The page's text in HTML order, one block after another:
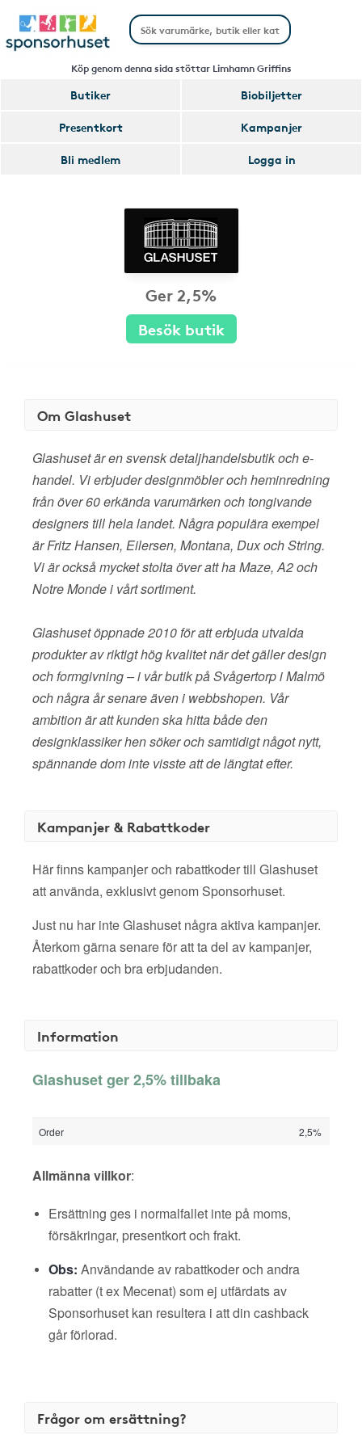
Köp genom denna sida stöttar Limhamn Griffins
Butiker
Biobiljetter
Presentkort
Kampanjer
Bli medlem
Logga in
Ger 2,5%
Besök butik
Om Glashuset
Glashuset är en svensk detaljhandelsbutik och e-
handel. Vi erbjuder designmöbler och heminredning
från över 60 erkända varumärken och tongivande
designers till hela landet. Några populära exempel
är Fritz Hansen, Eilersen, Montana, Dux och String.
Vi är också mycket stolta över att ha Maze, A2 och
Notre Monde i vårt sortiment.
Glashuset öppnade 2010 för att erbjuda utvalda
produkter av riktigt hög kvalitet när det gäller design
och formgivning – i vår butik på Svågertorp i Malmö
och några år senare även i webbshopen. Vår
ambition är att kunden ska hitta både den
designklassiker hen söker och samtidigt något nytt,
spännande dom inte visste att de längtat efter.
Kampanjer & Rabattkoder
Här finns kampanjer och rabattkoder till Glashuset
att använda, exklusivt genom Sponsorhuset.
Just nu har inte Glashuset några aktiva kampanjer.
Återkom gärna senare för att ta del av kampanjer,
rabattkoder och bra erbjudanden.
Information
Glashuset ger 2,5% tillbaka
Order 2,5%
Allmänna villkor:
Ersättning ges i normalfallet inte på moms,
försäkringar, presentkort och frakt.
Obs: Användande av rabattkoder och andra
rabatter (t ex Mecenat) som ej utfärdats av
Sponsorhuset kan resultera i att din cashback
går förlorad.
Frågor om ersättning?